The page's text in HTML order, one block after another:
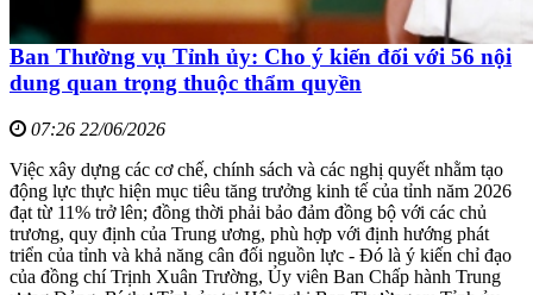
Ban Thường vụ Tỉnh ủy: Cho ý kiến đối với 56 nội
dung quan trọng thuộc thẩm quyền
07:26 22/06/2026
Việc xây dựng các cơ chế, chính sách và các nghị quyết nhằm tạo
động lực thực hiện mục tiêu tăng trưởng kinh tế của tỉnh năm 2026
đạt từ 11% trở lên; đồng thời phải bảo đảm đồng bộ với các chủ
trương, quy định của Trung ương, phù hợp với định hướng phát
triển của tỉnh và khả năng cân đối nguồn lực - Đó là ý kiến chỉ đạo
của đồng chí Trịnh Xuân Trường, Ủy viên Ban Chấp hành Trung